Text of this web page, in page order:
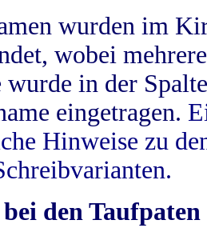
wurden im
wobei
in der
eingetragen.
Hinweise zu
den Taufpaten